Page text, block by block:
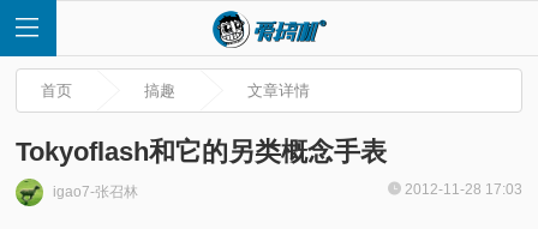
首页 搞趣 文章详情
Tokyoflash和它的另类概念手表
igao7-张召林 2012-11-28 17:03